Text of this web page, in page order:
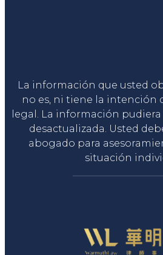
La información que usted
no es, ni tiene la intención
legal. La información
desactualizada. Usted
abogado para
situación